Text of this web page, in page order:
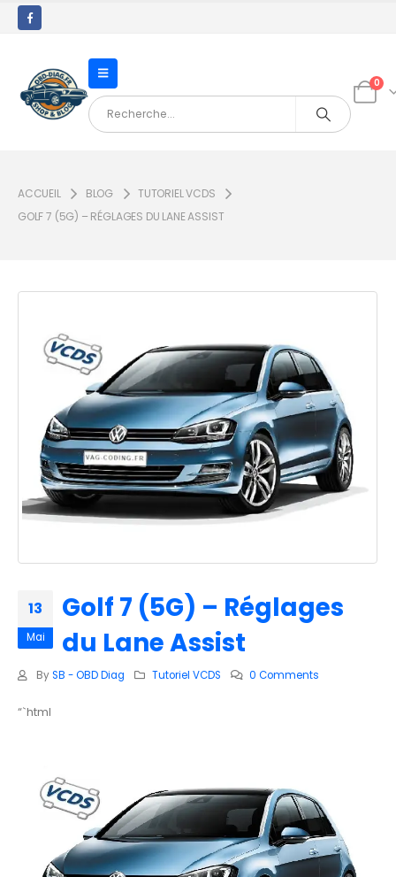
0
ACCUEIL BLOG
TUTORIEL VCDS
GOLF 7 (5G) – RÉGLAGES DU LANE ASSIST
13
Mai
Golf 7 (5G) – Réglages
du Lane Assist
By SB - OBD Diag Tutoriel VCDS 0 Comments
“`html